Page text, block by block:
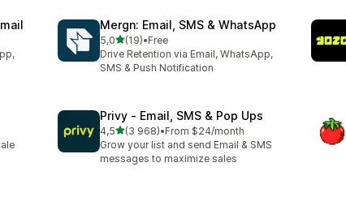
Mergn: Email, SMS & WhatsApp
5,0z 5 hvězd
(19)
Celkový počet recenzí: 19
•Free
Drive Retention via Email, WhatsApp,
SMS & Push Notification
Privy ‑ Email, SMS & Pop Ups
4,5z 5 hvězd
(3 968)
Celkový počet recenzí: 3968
•From $24/month
Grow your list and send Email & SMS
messages to maximize sales